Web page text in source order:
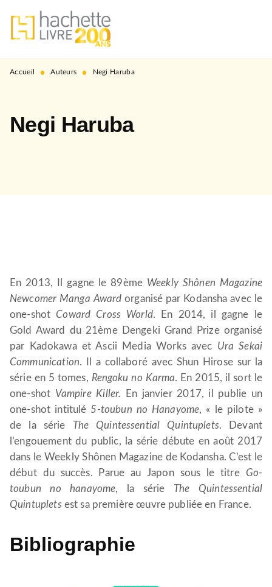
MENU RECHERCHE
PIED DE PAGE
Accueil • Auteurs • Negi Haruba
Negi Haruba
En 2013, Il gagne le 89ème Weekly Shônen Magazine
Newcomer Manga Award organisé par Kodansha avec le
one-shot Coward Cross World. En 2014, il gagne le
Gold Award du 21ème Dengeki Grand Prize organisé
par Kadokawa et Ascii Media Works avec Ura Sekai
Communication. Il a collaboré avec Shun Hirose sur la
série en 5 tomes, Rengoku no Karma. En 2015, il sort le
one-shot Vampire Killer. En janvier 2017, il publie un
one-shot intitulé 5-toubun no Hanayome, « le pilote »
de la série The Quintessential Quintuplets. Devant
l’engouement du public, la série débute en août 2017
dans le Weekly Shônen Magazine de Kodansha. C’est le
début du succès. Parue au Japon sous le titre Go-
toubun no hanayome, la série The Quintessential
Quintupletsest sa première œuvre publiée en France.
Bibliographie